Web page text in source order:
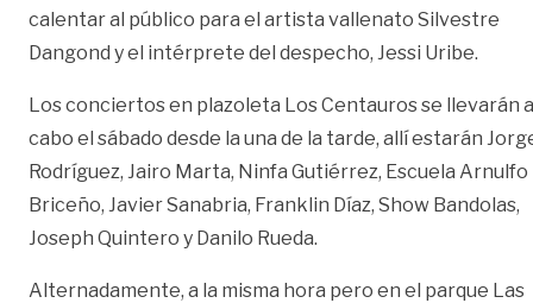
calentar al público para el artista vallenato Silvestre
Dangond y el intérprete del despecho, Jessi Uribe.
Los conciertos en plazoleta Los Centauros se llevarán a
cabo el sábado desde la una de la tarde, allí estarán
Rodríguez, Jairo Marta, Ninfa Gutiérrez, Escuela Arnulfo
Briceño, Javier Sanabria, Franklin Díaz, Show Bandolas,
Joseph Quintero y Danilo Rueda.
Alternadamente, a la misma hora pero en el parque Las